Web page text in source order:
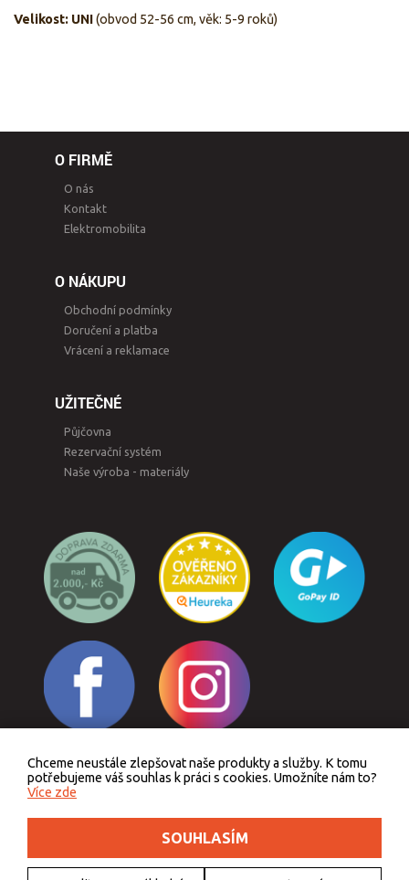
Velikost: UNI(obvod 52-56 cm, věk: 5-9 roků)
O FIRMĚ
O nás
Kontakt
Elektromobilita
O NÁKUPU
Obchodní podmínky
Doručení a platba
Vrácení a reklamace
UŽITEČNÉ
Půjčovna
Rezervační systém
Naše výroba - materiály
Odstoupit od smlouvy
Podle zákona o evidenci tržeb je prodávající povinen vystavit kupujícímu účtenku.
technického výpadku pak nejpozději do 48 hodin.
Chceme neustále zlepšovat naše produkty a služby. K tomu
potřebujeme váš souhlas k práci s cookies. Umožníte nám to?
Více zde
SOUHLASÍM